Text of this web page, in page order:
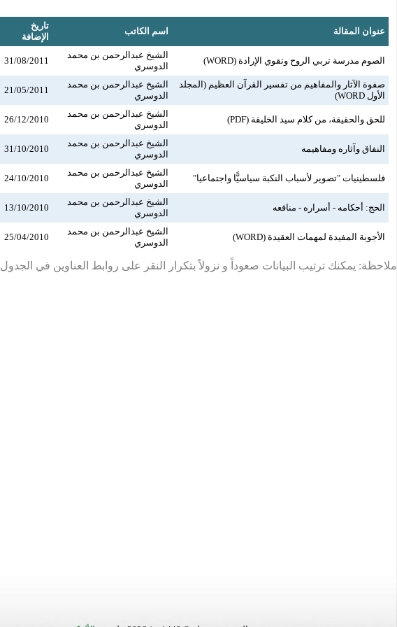
عنوان المقالة اسم الكاتب
تاريخ
الإضافة
الصوم مدرسة تربي الروح وتقوي الإرادة (WORD)
الشيخ عبدالرحمن بن محمد
الدوسري
31/08/2011
صفوة الآثار والمفاهيم من تفسير القرآن العظيم (المجلد
الأول WORD)
الشيخ عبدالرحمن بن محمد
الدوسري
21/05/2011
للحق والحقيقة، من كلام سيد الخليقة (PDF)
الشيخ عبدالرحمن بن محمد
الدوسري
26/12/2010
النفاق وآثاره ومفاهيمه
الشيخ عبدالرحمن بن محمد
الدوسري
31/10/2010
فلسطينيات "تصوير لأسباب النكبة سياسيًّا واجتماعيا"
الشيخ عبدالرحمن بن محمد
الدوسري
24/10/2010
الحج: أحكامه - أسراره - منافعه
الشيخ عبدالرحمن بن محمد
الدوسري
13/10/2010
الأجوبة المفيدة لمهمات العقيدة (WORD)
الشيخ عبدالرحمن بن محمد
الدوسري
25/04/2010
ملاحظة: يمكنك ترتيب البيانات صعوداً و نزولاً بتكرار النقر على روابط العناوين في الجدول